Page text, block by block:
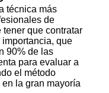
técnica más
de
que contratar
que
90% de las
para evaluar a
el método
la gran mayoría